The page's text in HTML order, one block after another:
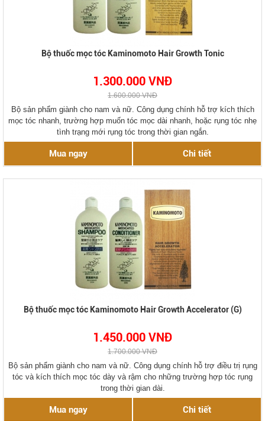
Bộ thuốc mọc tóc Kaminomoto Hair Growth Tonic
1.300.000 VNĐ
1.600.000 VNĐ
Bộ sản phẩm giành cho nam và nữ. Công dụng chính hỗ trợ kích thích
mọc tóc nhanh, trường hợp muốn tóc mọc dài nhanh, hoặc rụng tóc nhẹ
tình trạng mới rụng tóc trong thời gian ngắn.
Mua ngay Chi tiết
Bộ thuốc mọc tóc Kaminomoto Hair Growth Accelerator (G)
1.450.000 VNĐ
1.700.000 VNĐ
Bộ sản phẩm giành cho nam và nữ. Công dụng chính hỗ trợ điều trị rụng
tóc và kích thích mọc tóc dày và rậm cho những trường hợp tóc rụng
trong thời gian dài.
Mua ngay Chi tiết